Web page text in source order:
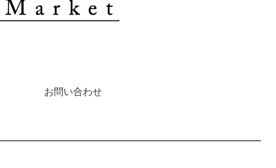
お問い合わせ